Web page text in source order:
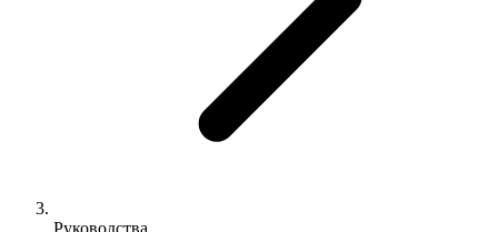
Руководства